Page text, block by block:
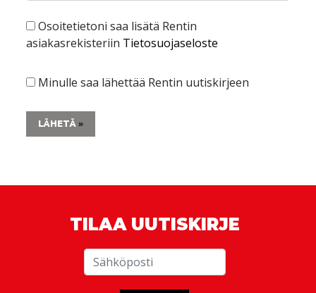
Osoitetietoni saa lisätä Rentin
asiakasrekisteriin Tietosuojaseloste
Minulle saa lähettää Rentin uutiskirjeen
LÄHETÄ
TILAA UUTISKIRJE